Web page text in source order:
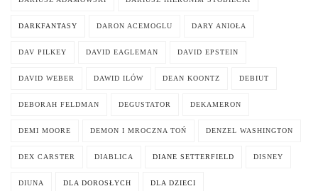
DARKFANTASY DARON ACEMOGLU DARY ANIOŁA
DAV PILKEY DAVID EAGLEMAN DAVID EPSTEIN
DAVID WEBER DAWID ILÓW DEAN KOONTZ DEBIUT
DEBORAH FELDMAN DEGUSTATOR DEKAMERON
DEMI MOORE DEMON I MROCZNA TOŃ DENZEL WASHINGTON
DEX CARSTER DIABLICA DIANE SETTERFIELD DISNEY
DIUNA DLA DOROSŁYCH DLA DZIECI